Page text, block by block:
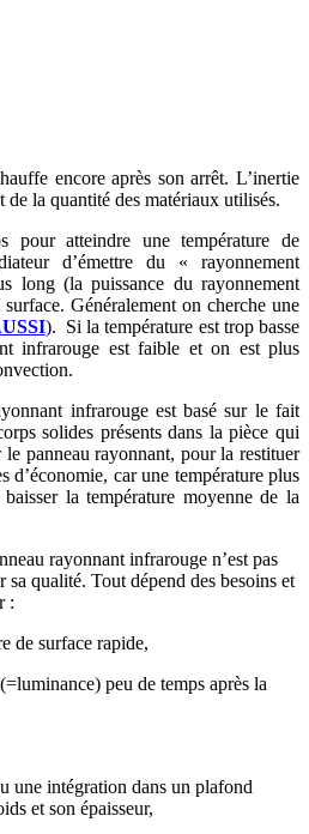
encore après son arrêt. L’inertie
de la quantité des matériaux utilisés.
pour atteindre une température de
d’émettre du « rayonnement
long (la puissance du rayonnement
Généralement on cherche une
). Si la température est trop basse
infrarouge est faible et on est plus
infrarouge est basé sur le fait
solides présents dans la pièce qui
panneau rayonnant, pour la restituer
d’économie, car une température plus
la température moyenne de la
rayonnant infrarouge n’est pas
qualité. Tout dépend des besoins et
:
de surface rapide,
peu de temps après la
une intégration dans un plafond
et son épaisseur,